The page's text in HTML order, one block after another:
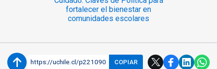
fortalecer el bienestar en
comunidades escolares
https://uchile.cl/p221090 COPIAR